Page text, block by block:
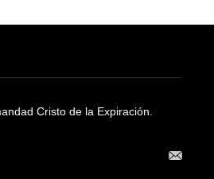
Cristo de la Expiración.